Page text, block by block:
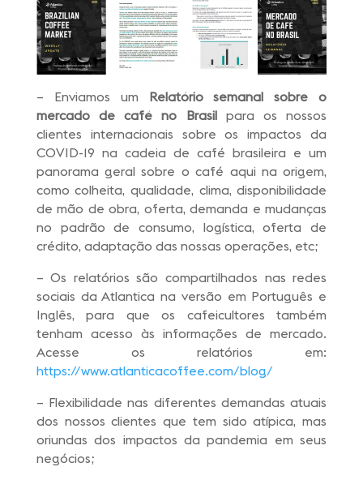
– Enviamos um Relatório semanal sobre o
mercado de café no Brasilpara os nossos
clientes internacionais sobre os impactos da
COVID-19 na cadeia de café brasileira e um
panorama geral sobre o café aqui na origem,
como colheita, qualidade, clima, disponibilidade
de mão de obra, oferta, demanda e mudanças
no padrão de consumo, logística, oferta de
crédito, adaptação das nossas operações, etc;
– Os relatórios são compartilhados nas redes
sociais da Atlantica na versão em Português e
Inglês, para que os cafeicultores também
tenham acesso às informações de mercado.
Acesse os relatórios em:
https://www.atlanticacoffee.com/blog/
– Flexibilidade nas diferentes demandas atuais
dos nossos clientes que tem sido atípica, mas
oriundas dos impactos da pandemia em seus
negócios;